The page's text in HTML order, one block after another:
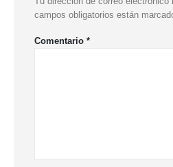
campos obligatorios están
Comentario *